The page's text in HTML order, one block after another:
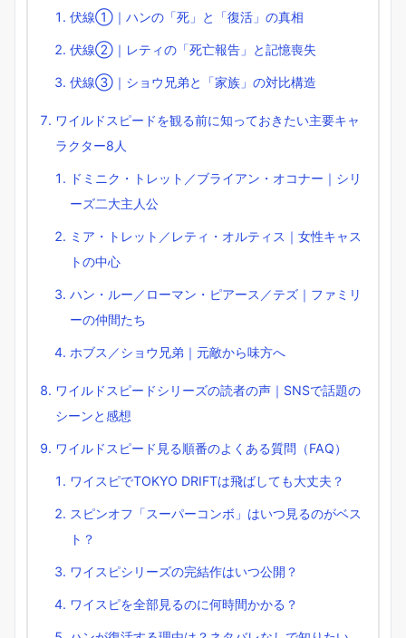
伏線①｜ハンの「死」と「復活」の真相
伏線②｜レティの「死亡報告」と記憶喪失
伏線③｜ショウ兄弟と「家族」の対比構造
ワイルドスピードを観る前に知っておきたい主要キャ
ラクター8人
ドミニク・トレット／ブライアン・オコナー｜シリ
ーズ二大主人公
ミア・トレット／レティ・オルティス｜女性キャス
トの中心
ハン・ルー／ローマン・ピアース／テズ｜ファミリ
ーの仲間たち
ホブス／ショウ兄弟｜元敵から味方へ
ワイルドスピードシリーズの読者の声｜SNSで話題の
シーンと感想
ワイルドスピード見る順番のよくある質問（FAQ）
ワイスピでTOKYO DRIFTは飛ばしても大丈夫？
スピンオフ「スーパーコンボ」はいつ見るのがベス
ト？
ワイスピシリーズの完結作はいつ公開？
ワイスピを全部見るのに何時間かかる？